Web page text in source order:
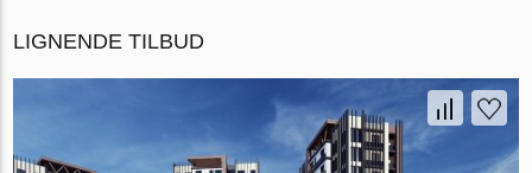
LIGNENDE TILBUD